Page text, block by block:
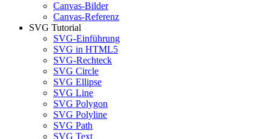
Canvas-Bilder
Canvas-Referenz
SVG Tutorial
SVG-Einführung
SVG in HTML5
SVG-Rechteck
SVG Circle
SVG Ellipse
SVG Line
SVG Polygon
SVG Polyline
SVG Path
SVG Text